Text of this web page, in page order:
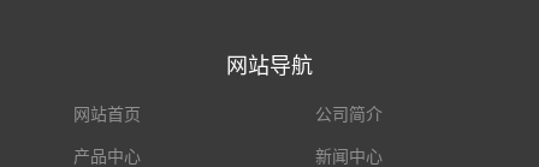
网站导航
网站首页 公司简介
产品中心 新闻中心